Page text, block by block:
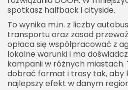
spotkasz halfback i cityside.
To wynika m.in. z liczby
transportu oraz zasad
opłaca się współpracować z
lokalne warunki i ma
kampanii w różnych
dobrać format i trasy tak, aby
najlepszy efekt w danym